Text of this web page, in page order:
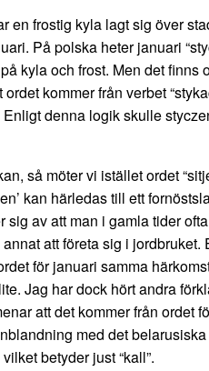
en frostig kyla lagt sig över
På polska heter januari
kyla och frost. Men det finns
kommer från verbet
denna logik skulle
så möter vi istället ordet
kan härledas till ett
sig av att man i gamla tider
att företa sig i
för januari samma
Jag har dock hört andra
att det kommer från ordet
med det
betyder just “kall”.